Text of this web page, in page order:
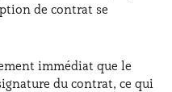
de contrat se
immédiat que le
du contrat, ce qui